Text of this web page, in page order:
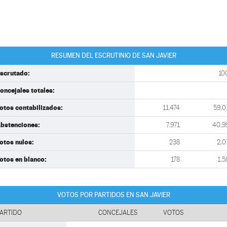
RESUMEN DEL ESCRUTINIO DE SAN JAVIER
totales:
contabilizados: 11.474
7.971
nulos: 238
en blanco: 178
VOTOS POR PARTIDOS EN SAN JAVIER
CONCEJALES VOTOS